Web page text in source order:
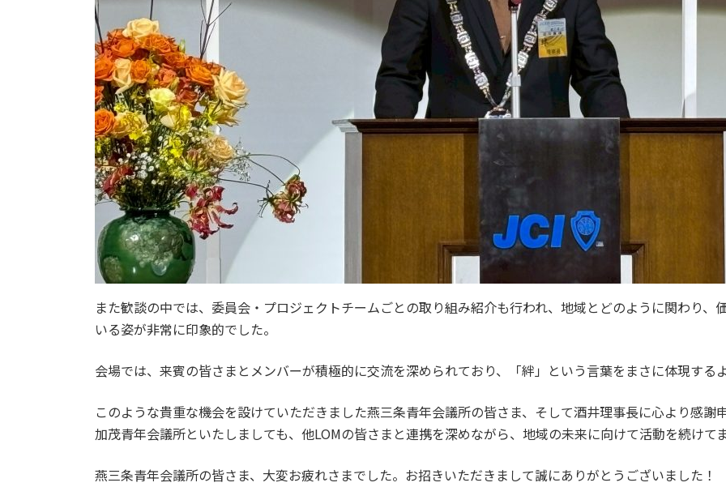
また歓談の中では、委員会・プロジェクトチームごとの取り組み紹介も行われ、地域とどのように関わり、
いる姿が非常に印象的でした。
会場では、来賓の皆さまとメンバーが積極的に交流を深められており、「絆」という言葉をまさに体現する
このような貴重な機会を設けていただきました燕三条青年会議所の皆さま、そして酒井理事長に心より感謝申
加茂青年会議所といたしましても、他LOMの皆さまと連携を深めながら、地域の未来に向けて活動を続けてま
燕三条青年会議所の皆さま、大変お疲れさまでした。お招きいただきまして誠にありがとうございました！